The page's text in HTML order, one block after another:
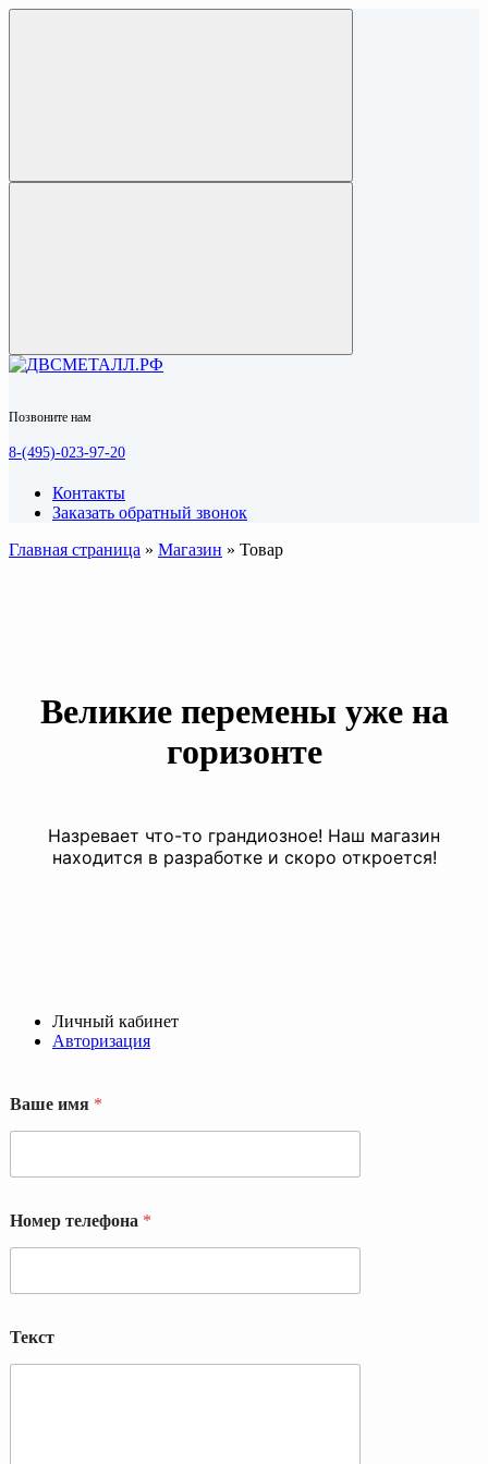
Позвоните нам
8-(495)-023-97-20
Контакты
Заказать обратный звонок
Главная страница » Магазин » Товар
Великие перемены уже на
горизонте
Назревает что-то грандиозное! Наш магазин
находится в разработке и скоро откроется!
Личный кабинет
Авторизация
Ваше имя *
Номер телефона *
е
к
Текст